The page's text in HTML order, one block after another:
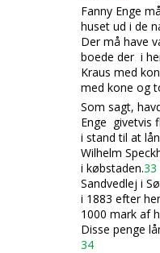
Fanny Enge
huset ud i de
Der må have
boede der i
Kraus med
med kone og
Som sagt,
Enge givetvis
i stand til at
Wilhelm
i købstaden.33
Sandvedlej i
i 1883 efter
1000 mark af
Disse penge
34